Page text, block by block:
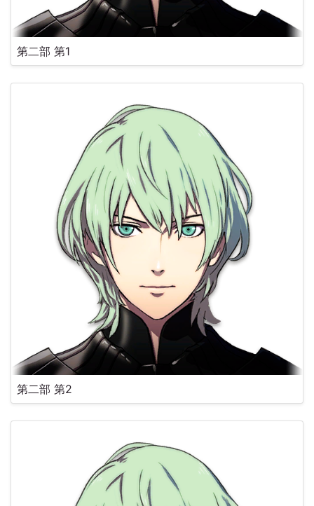
第二部 第1
第二部 第2